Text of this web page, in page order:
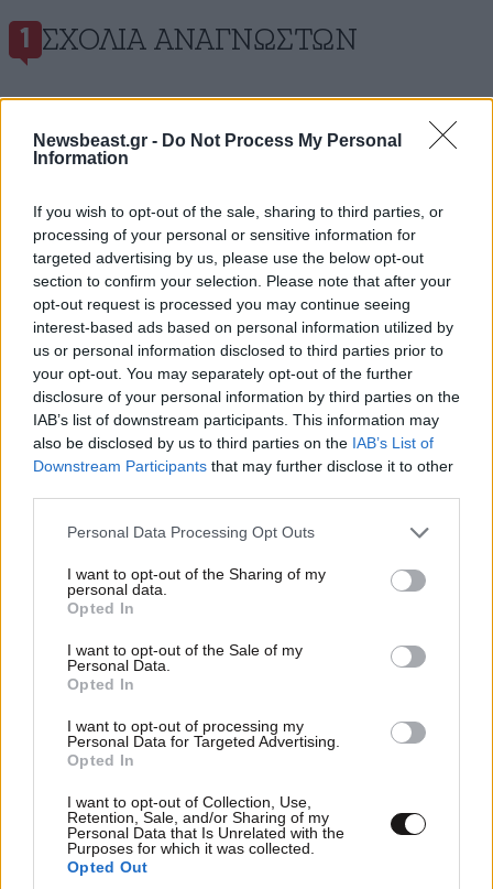
Newsbeast.gr - Do Not Process My Personal
Information
If you wish to opt-out of the sale, sharing to third parties, or
processing of your personal or sensitive information for
targeted advertising by us, please use the below opt-out
section to confirm your selection. Please note that after your
opt-out request is processed you may continue seeing
interest-based ads based on personal information utilized by
us or personal information disclosed to third parties prior to
your opt-out. You may separately opt-out of the further
disclosure of your personal information by third parties on the
IAB’s list of downstream participants. This information may
also be disclosed by us to third parties on the IAB’s List of
Downstream Participants that may further disclose it to other
Please note that this website/app uses one or more Google
not limited to your visit or usage behaviour. You may click to
grant or deny consent to Google and its third-party tags to
use your data for below specified purposes in below Google
consent section.
Personal Data Processing Opt Outs
I want to opt-out of the Sharing of my
personal data.
Opted In
I want to opt-out of the Sale of my
Personal Data.
Opted In
I want to opt-out of processing my
Personal Data for Targeted Advertising.
Opted In
I want to opt-out of Collection, Use,
Retention, Sale, and/or Sharing of my
Personal Data that Is Unrelated with the
Purposes for which it was collected.
Opted Out
1 ΣΧΌΛΙΑ ΑΝΑΓΝΩΣΤΏΝ
ΠΡΟΣΘΕΣΤΕ ΤΟ ΣΧΟΛΙΟ ΣΑΣ
Xαρακτήρες: 0/1000
ΠΡΟΣΘΗΚΗ
Χαχαχα. Μόλις
έγινε γνωστό ότι ο Σάντσες περνάει στον β' γύρο των
προεδρικών εκλογών, η εισαγγελία ζήτησε να του
τυπικά λατινοαμερικάνικο ! Είναι το είδος της
"δημοκρατίας" που δίδαξαν οι ΗΠΑ στην "πίσω αυλή